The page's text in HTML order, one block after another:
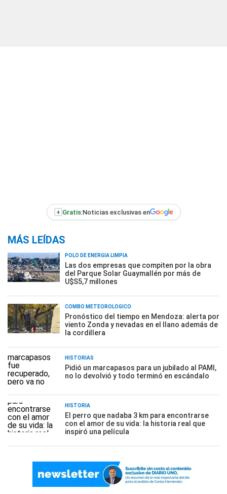
+ Gratis:Noticias exclusivas en
MÁS LEÍDAS
POLO DE ENERGÍA LIMPIA
Las dos empresas que compiten por la obra
del Parque Solar Guaymallén por más de
U$S5,7 millones
COMBO METEOROLÓGICO
Pronóstico del tiempo en Mendoza: alerta por
viento Zonda y nevadas en el llano además de
la cordillera
HISTORIAS
Pidió un marcapasos para un jubilado al PAMI,
no lo devolvió y todo terminó en escándalo
HISTORIA
El perro que nadaba 3 km para encontrarse
con el amor de su vida: la historia real que
inspiró una película